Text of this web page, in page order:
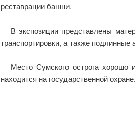
реставрации башни.
В экспозиции представлены
транспортировки, а также
Место Сумского острога хорошо
находится на государственной охране.